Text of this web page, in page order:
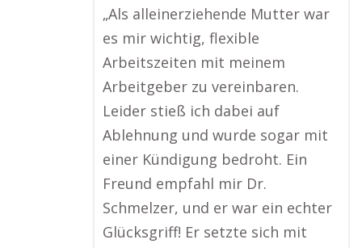
„Als alleinerziehende Mutter war
es mir wichtig, flexible
Arbeitszeiten mit meinem
Arbeitgeber zu vereinbaren.
Leider stieß ich dabei auf
Ablehnung und wurde sogar mit
einer Kündigung bedroht. Ein
Freund empfahl mir Dr.
Schmelzer, und er war ein echter
Glücksgriff! Er setzte sich mit